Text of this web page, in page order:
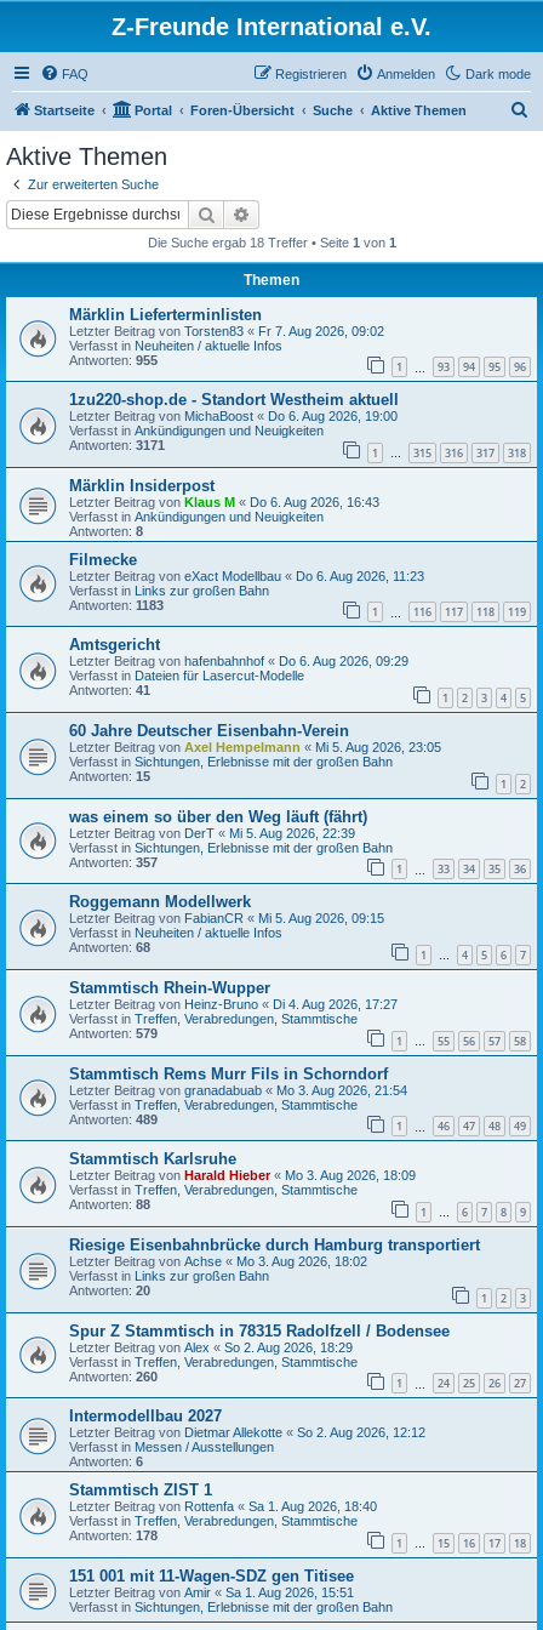
Z-Freunde International e.V.
Dark mode
FAQ Anmelden
Registrieren
Startseite Portal Foren-Übersicht Suche Aktive Themen
Aktive Themen
Zur erweiterten Suche
Suche
Die Suche ergab 18 Treffer • Seite 1 von 1
Themen
Märklin Lieferterminlisten
Letzter Beitrag von Torsten83 « Fr 7. Aug 2026, 09:02
Verfasst in Neuheiten / aktuelle Infos
Antworten: 955 1 93 94 95 96
1zu220-shop.de - Standort Westheim aktuell
Letzter Beitrag von MichaBoost « Do 6. Aug 2026, 19:00
Verfasst in Ankündigungen und Neuigkeiten
Antworten: 3171 1 … 315 316 317 318
Märklin Insiderpost
Letzter Beitrag von Klaus M « Do 6. Aug 2026, 16:43
Verfasst in Ankündigungen und Neuigkeiten
Antworten: 8
Filmecke
Letzter Beitrag von eXact Modellbau « Do 6. Aug 2026, 11:23
Verfasst in Links zur großen Bahn
Antworten: 1183 1 116 117 118 119
Amtsgericht
Letzter Beitrag von hafenbahnhof « Do 6. Aug 2026, 09:29
Verfasst in Dateien für Lasercut-Modelle
Antworten: 41 1 2 3 4 5
60 Jahre Deutscher Eisenbahn-Verein
Letzter Beitrag von Axel Hempelmann « Mi 5. Aug 2026, 23:05
Verfasst in Sichtungen, Erlebnisse mit der großen Bahn
Antworten: 15 1 2
was einem so über den Weg läuft (fährt)
Letzter Beitrag von DerT « Mi 5. Aug 2026, 22:39
Verfasst in Sichtungen, Erlebnisse mit der großen Bahn
Antworten: 357 1 33 34 35 36
Roggemann Modellwerk
Letzter Beitrag von FabianCR « Mi 5. Aug 2026, 09:15
Verfasst in Neuheiten / aktuelle Infos
Antworten: 68 1 … 4 5 6 7
Stammtisch Rhein-Wupper
Letzter Beitrag von Heinz-Bruno « Di 4. Aug 2026, 17:27
Verfasst in Treffen, Verabredungen, Stammtische
Antworten: 579 1 … 55 56 57 58
Stammtisch Rems Murr Fils in Schorndorf
Letzter Beitrag von granadabuab « Mo 3. Aug 2026, 21:54
Verfasst in Treffen, Verabredungen, Stammtische
Antworten: 489 1 46 47 48 49
Stammtisch Karlsruhe
Letzter Beitrag von Harald Hieber« Mo 3. Aug 2026, 18:09
Verfasst in Treffen, Verabredungen, Stammtische
Antworten: 88 1 … 6 7 8 9
Riesige Eisenbahnbrücke durch Hamburg transportiert
Letzter Beitrag von Achse « Mo 3. Aug 2026, 18:02
Verfasst in Links zur großen Bahn
Antworten: 20 1 2 3
Spur Z Stammtisch in 78315 Radolfzell / Bodensee
Letzter Beitrag von Alex « So 2. Aug 2026, 18:29
Verfasst in Treffen, Verabredungen, Stammtische
Antworten: 260 1 24 25 26 27
Intermodellbau 2027
Letzter Beitrag von Dietmar Allekotte « So 2. Aug 2026, 12:12
Verfasst in Messen / Ausstellungen
Antworten: 6
Stammtisch ZIST 1
Letzter Beitrag von Rottenfa « Sa 1. Aug 2026, 18:40
Verfasst in Treffen, Verabredungen, Stammtische
Antworten: 178 1 … 15 16 17 18
151 001 mit 11-Wagen-SDZ gen Titisee
Letzter Beitrag von Amir « Sa 1. Aug 2026, 15:51
Verfasst in Sichtungen, Erlebnisse mit der großen Bahn